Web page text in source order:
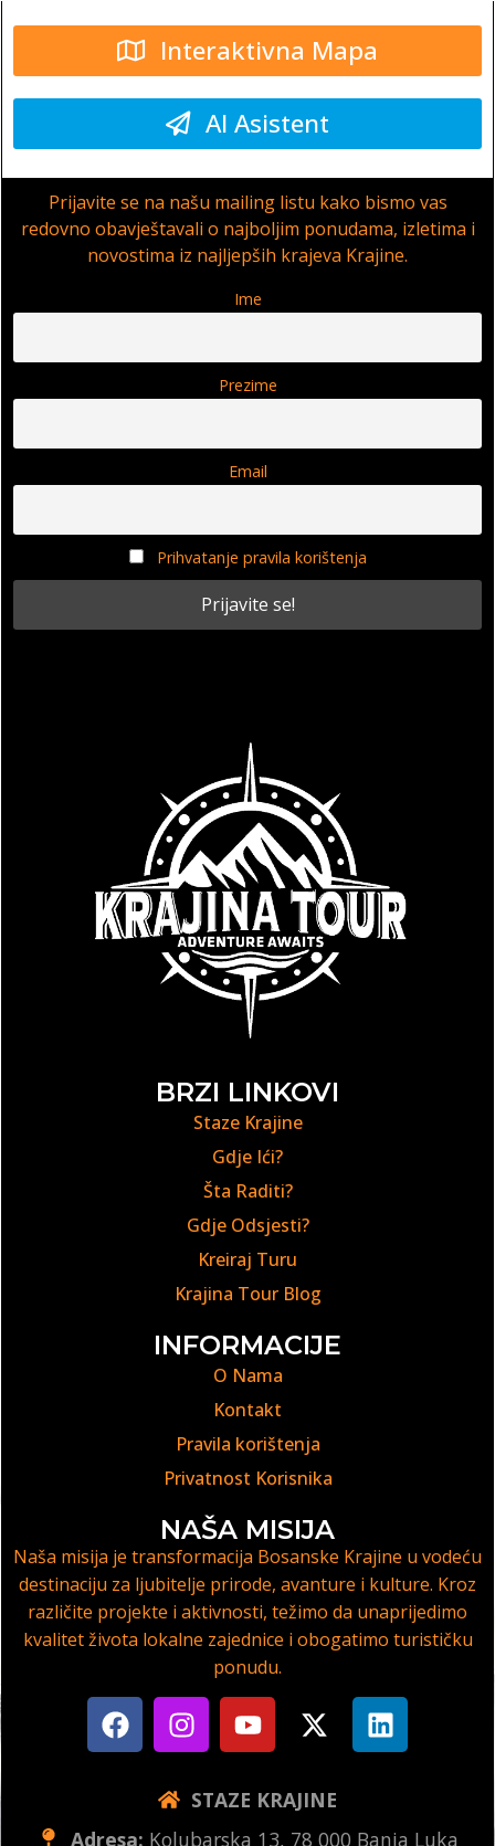
Interaktivna Mapa
AI Asistent
Prijavite se na našu mailing listu kako bismo vas
redovno obavještavali o najboljim ponudama, izletima i
novostima iz najljepših krajeva Krajine.
Ime
Prezime
Email
Prihvatanje pravila korištenja
BRZI LINKOVI
Staze Krajine
Gdje Ići?
Šta Raditi?
Gdje Odsjesti?
Kreiraj Turu
Krajina Tour Blog
INFORMACIJE
O Nama
Kontakt
Pravila korištenja
Privatnost Korisnika
NAŠA MISIJA
Naša misija je transformacija Bosanske Krajine u vodeću
destinaciju za ljubitelje prirode, avanture i kulture. Kroz
različite projekte i aktivnosti, težimo da unaprijedimo
kvalitet života lokalne zajednice i obogatimo turističku
ponudu.
STAZE KRAJINE
Adresa: Kolubarska 13, 78 000 Banja Luka